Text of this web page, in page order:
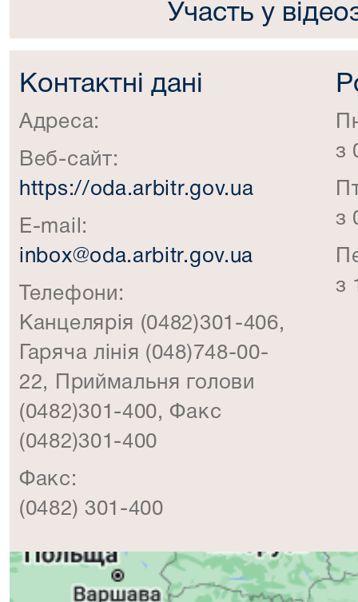
Участь у
Контактні дані
Адреса:
Веб-сайт:
https://oda.arbitr.gov.ua
E-mail:
inbox@oda.arbitr.gov.ua
Телефони:
Канцелярія (0482)301-406,
Гаряча лінія (048)748-00-
22, Приймальня голови
(0482)301-400, Факс
(0482)301-400
Факс:
(0482) 301-400
з
з
з